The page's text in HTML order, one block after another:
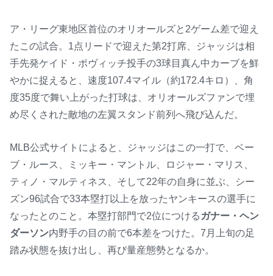
ア・リーグ東地区首位のオリオールズと2ゲーム差で迎え
たこの試合。1点リードで迎えた第2打席、ジャッジは相
手先発ケイド・ポヴィッチ投手の3球目真ん中カーブを鮮
やかに捉えると、速度107.4マイル（約172.4キロ）、角
度35度で舞い上がった打球は、オリオールズファンで埋
め尽くされた敵地の左翼スタンド前列へ飛び込んだ。
MLB公式サイトによると、ジャッジはこの一打で、ベー
ブ・ルース、ミッキー・マントル、ロジャー・マリス、
ティノ・マルティネス、そして22年の自身に並ぶ、シー
ズン96試合で33本塁打以上を放ったヤンキースの選手に
なったとのこと。本塁打部門で2位につける ガナー・ヘン
ダーソン内野手の目の前で6本差をつけた。7月上旬の足
踏み状態を抜け出し、再び量産態勢となるか。